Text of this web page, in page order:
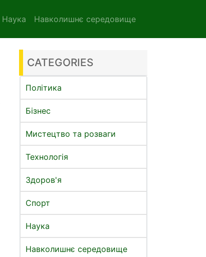
Наука Навколишнє середовище
CATEGORIES
Політика
Бізнес
Мистецтво та розваги
Технологія
Здоров'я
Спорт
Наука
Навколишнє середовище